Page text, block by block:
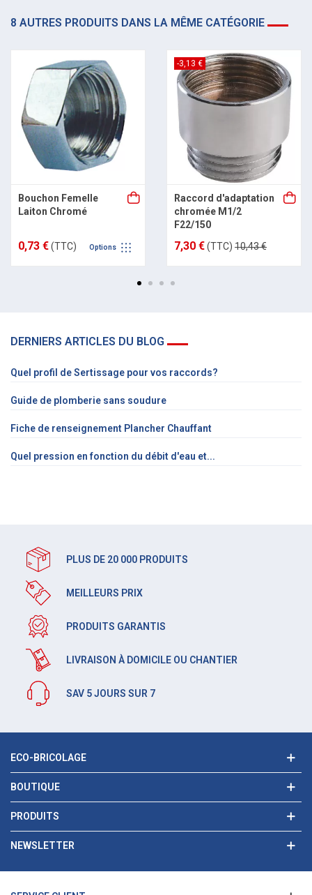
8 AUTRES PRODUITS DANS LA MÊME CATÉGORIE
Bouchon Femelle
Laiton Chromé
0,73 €(TTC) Options
-3,13 €
Raccord d'adaptation
chromée M1/2
F22/150
7,30 €(TTC) 10,43 €
DERNIERS ARTICLES DU BLOG
Quel profil de Sertissage pour vos raccords?
Guide de plomberie sans soudure
Fiche de renseignement Plancher Chauffant
Quel pression en fonction du débit d'eau et...
PLUS DE 20 000 PRODUITS
MEILLEURS PRIX
PRODUITS GARANTIS
LIVRAISON À DOMICILE OU CHANTIER
SAV 5 JOURS SUR 7
ECO-BRICOLAGE
BOUTIQUE
PRODUITS
NEWSLETTER